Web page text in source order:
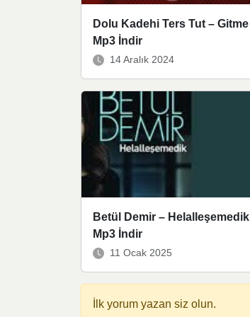
Dolu Kadehi Ters Tut – Gitme
Mp3 İndir
14 Aralık 2024
Betül Demir – Helalleşemedik
Mp3 İndir
11 Ocak 2025
İlk yorum yazan siz olun.